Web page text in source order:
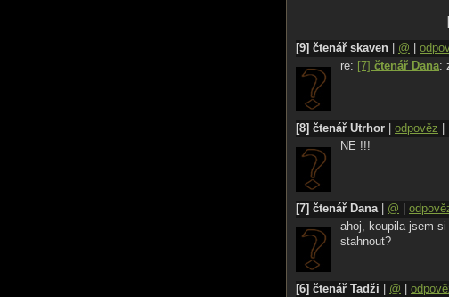
[9] čtenář skaven
@
re: [7] čtenář Dana:
[8] čtenář Utrhor odpověz
NE !!!
[7] čtenář Dana| @
ahoj, koupila jsem
stahnout?
[6] čtenář Tadži @